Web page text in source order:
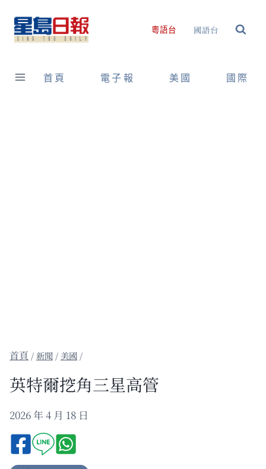
content
粵語台 國語台
首頁 電子報 美國 國際
/新聞 / 美國 /
英特爾挖角三星高管
2026 年 4 月 18 日